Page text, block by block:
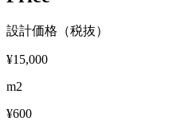
設計価格（税抜）
¥15,000
m2
¥600